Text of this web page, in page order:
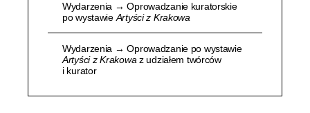
Wydarzenia → Oprowadzanie kuratorskie
po wystawieArtyści z Krakowa
Wydarzenia → Oprowadzanie po wystawie
Artyści z Krakowaz udziałem twórców
i kurator